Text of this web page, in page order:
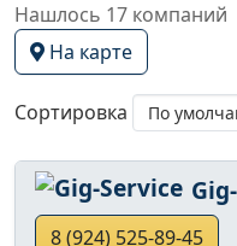
Нашлось 17 компаний
На карте
Сортировка
8 (924) 525-89-45